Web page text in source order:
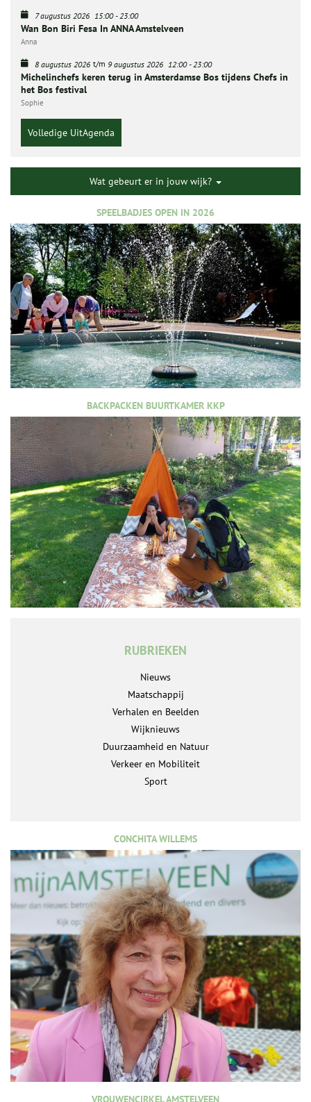
7 augustus 2026 15:00-23:00
Wan Bon Biri Fesa In ANNA Amstelveen
Anna
8 augustus 2026 t/m 9 augustus 2026 12:00-23:00
Michelinchefs keren terug in Amsterdamse Bos tijdens Chefs in
het Bos festival
Sophie
Volledige UitAgenda
Wat gebeurt er in jouw wijk?
SPEELBADJES OPEN IN 2026
BACKPACKEN BUURTKAMER KKP
RUBRIEKEN
Nieuws
Maatschappij
Verhalen en Beelden
Wijknieuws
Duurzaamheid en Natuur
Verkeer en Mobiliteit
Sport
CONCHITA WILLEMS
VROUWENCIRKEL AMSTELVEEN